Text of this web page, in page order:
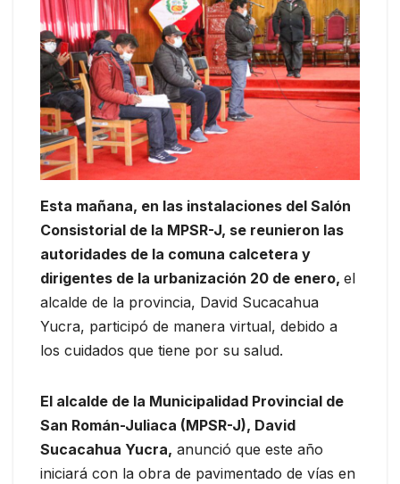
Esta mañana, en las instalaciones del Salón
Consistorial de la MPSR-J, se reunieron las
autoridades de la comuna calcetera y
dirigentes de la urbanización 20 de enero, el
alcalde de la provincia, David Sucacahua
Yucra, participó de manera virtual, debido a
los cuidados que tiene por su salud.
El alcalde de la Municipalidad Provincial de
San Román-Juliaca (MPSR-J), David
Sucacahua Yucra, anunció que este año
iniciará con la obra de pavimentado de vías en